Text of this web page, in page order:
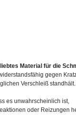
Material für die
gegen
Verschleiß standhält.
es unwahrscheinlich ist,
oder Reizungen